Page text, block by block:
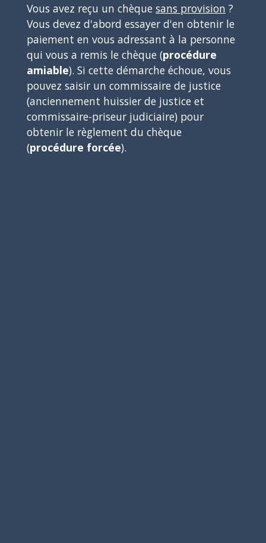
Vous avez reçu un chèque sans provision ?
Vous devez d'abord essayer d'en obtenir le
paiement en vous adressant à la personne
qui vous a remis le chèque (procédure
amiable). Si cette démarche échoue, vous
pouvez saisir un commissaire de justice
(anciennement huissier de justice et
commissaire-priseur judiciaire) pour
obtenir le règlement du chèque
(procédure forcée).